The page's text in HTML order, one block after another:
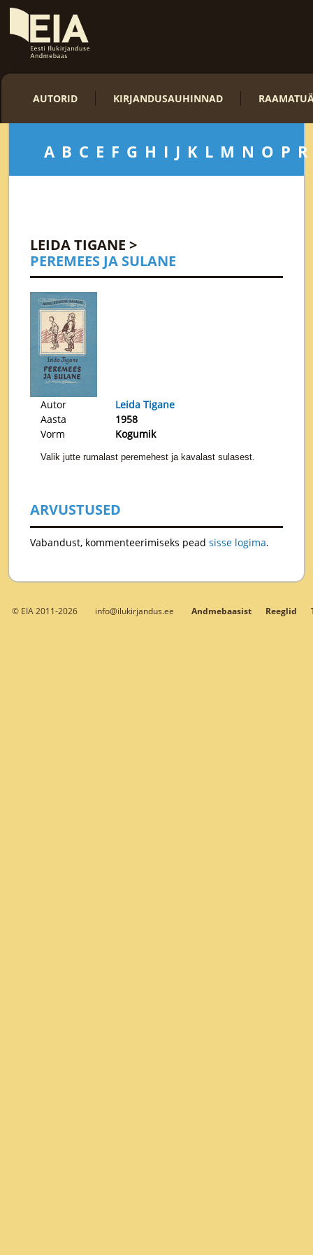
AUTORID KIRJANDUSAUHINNAD
A B C E F G H I J K L M N O P R
LEIDA TIGANE >
PEREMEES JA SULANE
Autor
Aasta
Vorm
Leida Tigane
1958
Kogumik
Valik jutte rumalast peremehest ja kavalast sulasest.
ARVUSTUSED
Vabandust, kommenteerimiseks peadsisse logima.
© EIA 2011-2026 info@ilukirjandus.ee Andmebaasist Reeglid